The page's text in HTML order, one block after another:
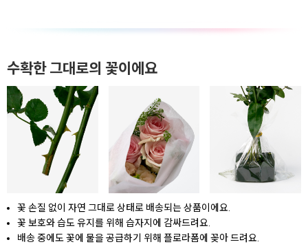
수확한 그대로의 꽃이에요
꽃 손질 없이 자연 그대로 상태로 배송되는 상품이에요.
꽃 보호와 습도 유지를 위해 습자지에 감싸드려요.
배송 중에도 꽃에 물을 공급하기 위해 플로라폼에 꽂아 드려요.